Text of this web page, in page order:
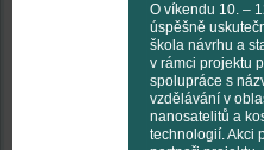
O víkendu 10. –
úspěšně
škola návrhu a
v rámci projektu
spolupráce s
vzdělávání v
nanosatelitů a
technologií. Akci